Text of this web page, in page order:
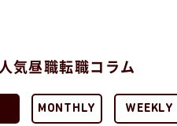
人気昼職転職コラム
MONTHLY WEEKLY